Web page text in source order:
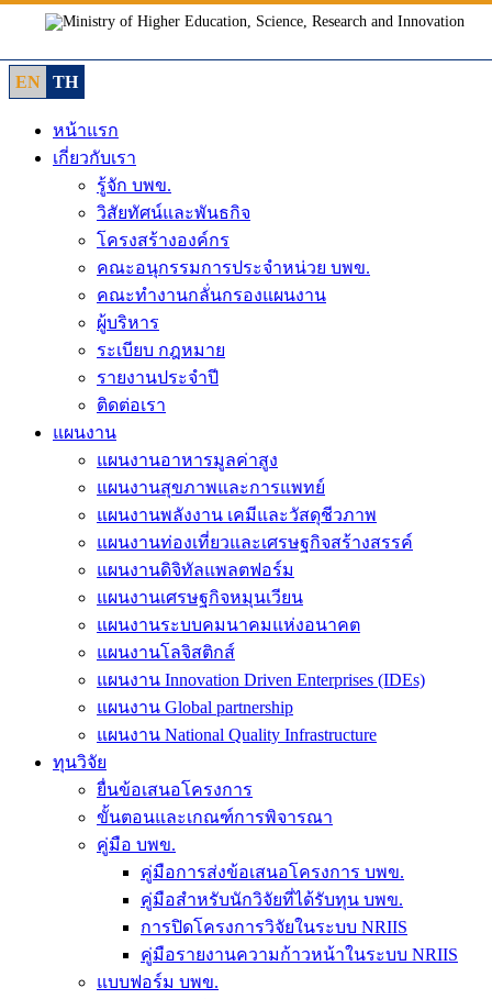
content
EN
TH
หน้าแรก
เกี่ยวกับเรา
รู้จัก บพข.
วิสัยทัศน์และพันธกิจ
โครงสร้างองค์กร
คณะอนุกรรมการประจำหน่วย บพข.
คณะทำงานกลั่นกรองแผนงาน
ผู้บริหาร
ระเบียบ กฎหมาย
รายงานประจำปี
ติดต่อเรา
แผนงาน
แผนงานอาหารมูลค่าสูง
แผนงานสุขภาพและการแพทย์
แผนงานพลังงาน เคมีและวัสดุชีวภาพ
แผนงานท่องเที่ยวและเศรษฐกิจสร้างสรรค์
แผนงานดิจิทัลแพลตฟอร์ม
แผนงานเศรษฐกิจหมุนเวียน
แผนงานระบบคมนาคมแห่งอนาคต
แผนงานโลจิสติกส์
แผนงาน Innovation Driven Enterprises (IDEs)
แผนงาน Global partnership
แผนงาน National Quality Infrastructure
ทุนวิจัย
ยื่นข้อเสนอโครงการ
ขั้นตอนและเกณฑ์การพิจารณา
คู่มือ บพข.
คู่มือการส่งข้อเสนอโครงการ บพข.
คู่มือสำหรับนักวิจัยที่ได้รับทุน บพข.
การปิดโครงการวิจัยในระบบ NRIIS
คู่มือรายงานความก้าวหน้าในระบบ NRIIS
แบบฟอร์ม บพข.